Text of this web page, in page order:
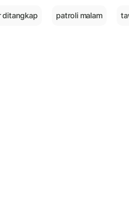
ditangkap patroli malam